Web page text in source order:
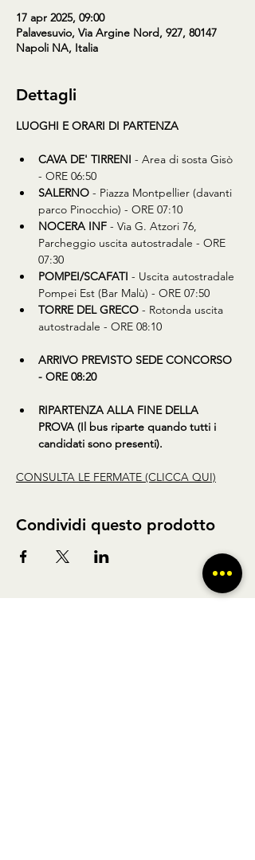
17 apr 2025, 09:00
Palavesuvio, Via Argine Nord, 927, 80147
Napoli NA, Italia
Dettagli
LUOGHI E ORARI DI PARTENZA
CAVA DE' TIRRENI - Area di sosta Gisò
- ORE 06:50
SALERNO - Piazza Montpellier (davanti
parco Pinocchio) - ORE 07:10
NOCERA INF - Via G. Atzori 76,
Parcheggio uscita autostradale - ORE
07:30
POMPEI/SCAFATI - Uscita autostradale
Pompei Est (Bar Malù) - ORE 07:50
TORRE DEL GRECO - Rotonda uscita
autostradale - ORE 08:10
ARRIVO PREVISTO SEDE CONCORSO
- ORE 08:20
RIPARTENZA ALLA FINE DELLA
PROVA (Il bus riparte quando tutti i
candidati sono presenti).
CONSULTA LE FERMATE (CLICCA QUI)
Condividi questo prodotto